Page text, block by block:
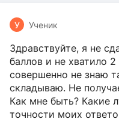
У Ученик
Здравствуйте, я не
баллов и не хватило
совершенно не знаю
складываю. Не
Как мне быть? Какие
точности моих